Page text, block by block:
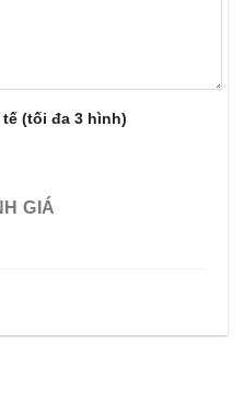
tế (tối đa 3 hình)
GIÁ